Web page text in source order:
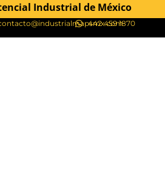
Industrial de México
442 459 1870